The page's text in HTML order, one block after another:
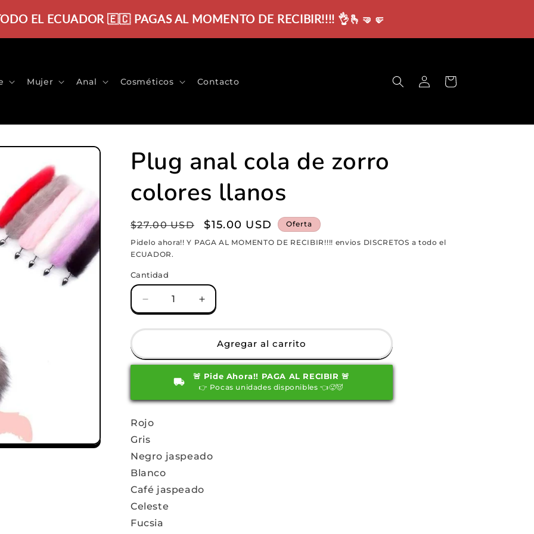
EL ECUADOR 🇪🇨 PAGAS AL MOMENTO DE RECIBIR!!!! 👌🫰🤜🤛
Mujer Anal Cosméticos Contacto
sesión
Carrito
Plug anal cola de zorro
colores llanos
Precio
habitual
$27.00 USD
Precio
de
$15.00 USD Oferta
Pidelo ahora!! Y PAGA AL MOMENTO DE RECIBIR!!!! envios DISCRETOS a todo el
ECUADOR.
Cantidad
Reducir
cantidad
para
anal
cola
colores
llanos
Aumentar
cantidad
para
Plug
anal
cola
de
zorro
colores
Agregar al carrito
🚨 Pide Ahora!! PAGA AL RECIBIR 🚨
👉 Pocas unidades disponibles 👈🥵😈
Rojo
Gris
Negro jaspeado
Blanco
Café jaspeado
Celeste
Fucsia